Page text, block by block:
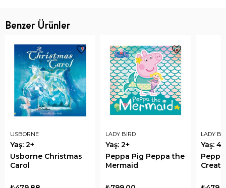
Benzer Ürünler
USBORNE
Yaş: 2+
Usborne Christmas
Carol
LADY BIRD
Yaş: 2+
Peppa Pig Peppa the
Mermaid
LADY
Yaş: 4+